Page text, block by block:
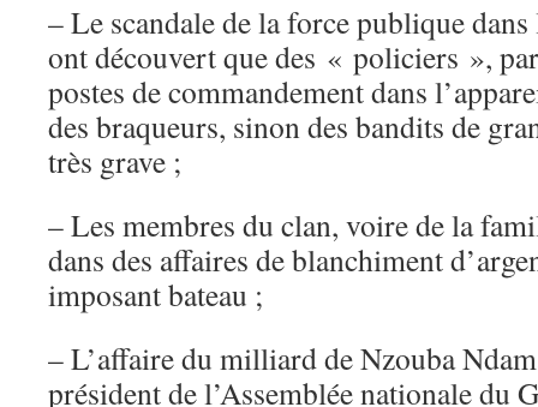
– Le scandale de la force publique
ont découvert que des « policiers »,
postes de commandement dans
des braqueurs, sinon des bandits de
très grave ;
– Les membres du clan, voire de la
dans des affaires de blanchiment
imposant bateau ;
– L’affaire du milliard de Nzouba
président de l’Assemblée nationale du